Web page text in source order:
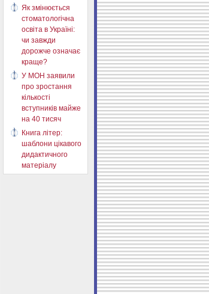
Як змінюється
стоматологічна
освіта в Україні:
чи завжди
дорожче означає
краще?
У МОН заявили
про зростання
кількості
вступників майже
на 40 тисяч
Книга літер:
шаблони цікавого
дидактичного
матеріалу